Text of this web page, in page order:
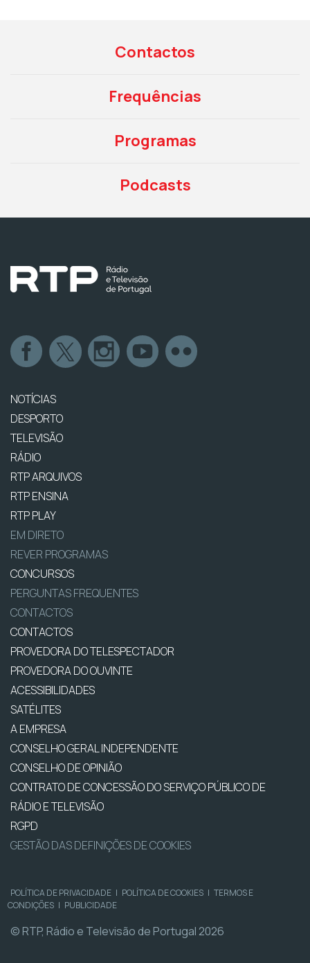
Contactos
Frequências
Programas
Podcasts
NOTÍCIAS
DESPORTO
TELEVISÃO
RÁDIO
RTP ARQUIVOS
RTP ENSINA
RTP PLAY
EM DIRETO
REVER PROGRAMAS
CONCURSOS
PERGUNTAS FREQUENTES
CONTACTOS
CONTACTOS
PROVEDORA DO TELESPECTADOR
PROVEDORA DO OUVINTE
ACESSIBILIDADES
SATÉLITES
A EMPRESA
CONSELHO GERAL INDEPENDENTE
CONSELHO DE OPINIÃO
CONTRATO DE CONCESSÃO DO SERVIÇO PÚBLICO DE
RÁDIO E TELEVISÃO
RGPD
GESTÃO DAS DEFINIÇÕES DE COOKIES
POLÍTICA DE PRIVACIDADE | POLÍTICA DE COOKIES | TERMOS E
CONDIÇÕES | PUBLICIDADE
© RTP, Rádio e Televisão de Portugal 2026